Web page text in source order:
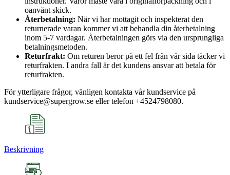
oanvänt skick.
Återbetalning: När vi har mottagit och inspekterat den
returnerade varan kommer vi att behandla din återbetalning
inom 5-7 vardagar. Återbetalningen görs via den ursprungliga
betalningsmetoden.
Returfrakt: Om returen beror på ett fel från vår sida täcker vi
returfrakten. I andra fall är det kundens ansvar att betala för
returfrakten.
För ytterligare frågor, vänligen kontakta vår kundservice på
kundservice@supergrow.se eller telefon +4524798080.
Beskrivning